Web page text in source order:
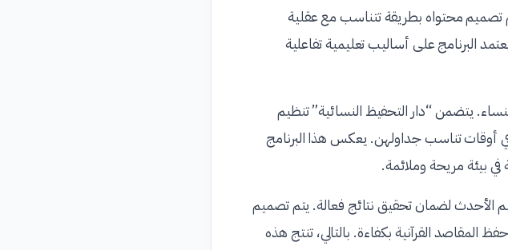
تصميم محتواه بطريقة تتناسب مع عقلية
البرنامج على أساليب تعليمية تفاعلية
يتضمن “دار التحفيظ النسائية” تنظيم
أوقات تناسب جداولهن. يعكس هذا البرنامج
في بيئة مريحة وملائمة.
الأحدث لضمان تحقيق نتائج فعالة. يتم تصميم
القرآنية بكفاءة. بالتالي، تنتج هذه